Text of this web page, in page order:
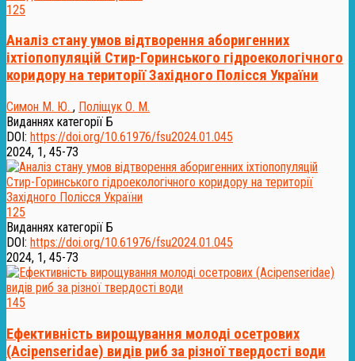
125
Аналіз стану умов відтворення аборигенних
іхтіопопуляцій Стир-Горинського гідроекологічного
коридору на території Західного Полісся України
Симон М. Ю. , Поліщук О. М.
Виданнях категорії Б
DOI: https://doi.org/10.61976/fsu2024.01.045
2024, 1, 45-73
125
Виданнях категорії Б
DOI: https://doi.org/10.61976/fsu2024.01.045
2024, 1, 45-73
145
Ефективність вирощування молоді осетрових
(Acipenseridae) видів риб за різної твердості води